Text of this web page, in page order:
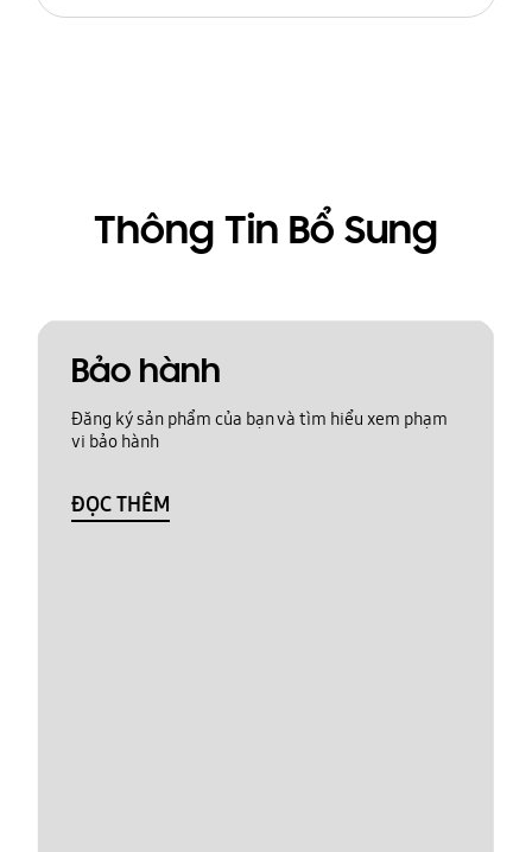
Thông Tin Bổ Sung
Bảo hành
Đăng ký sản phẩm của bạn và tìm hiểu xem phạm
vi bảo hành
ĐỌC THÊM